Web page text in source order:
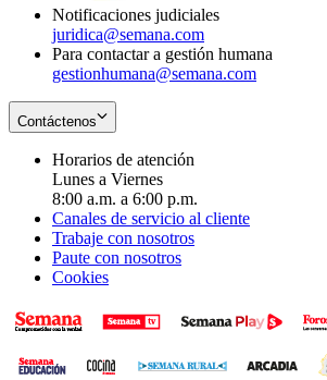
Notificaciones judiciales
juridica@semana.com
Para contactar a gestión humana
gestionhumana@semana.com
Contáctenos
Horarios de atención
Lunes a Viernes
8:00 a.m. a 6:00 p.m.
Canales de servicio al cliente
Trabaje con nosotros
Paute con nosotros
Cookies